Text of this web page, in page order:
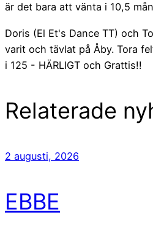
är det bara att vänta i 10,5
Doris (El Et's Dance TT) och
varit och tävlat på Åby. Tora
i 125 - HÄRLIGT och Grattis!!
Relaterade
2 augusti, 2026
EBBE